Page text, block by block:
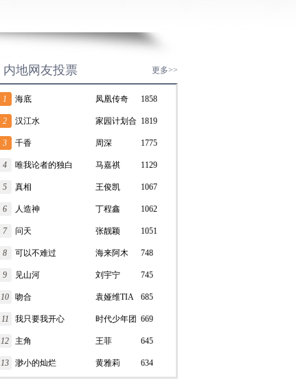
内地网友投票 更多>>
1 海底 凤凰传奇 1858
2 汉江水 家园计划合
唱团
1819
3 千香 周深 1775
4 唯我论者的独白 马嘉祺 1129
5 真相 王俊凯 1067
6 人造神 丁程鑫 1062
7 问天 张靓颖 1051
8 可以不难过 海来阿木 748
9 见山河 刘宇宁 745
10 吻合 袁娅维TIA
RAY/张远
685
11 我只要我开心 时代少年团 669
12 主角 王菲 645
13 渺小的灿烂 黄雅莉 634